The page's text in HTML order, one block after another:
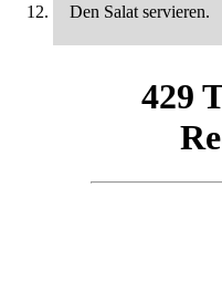
Den Salat servieren.